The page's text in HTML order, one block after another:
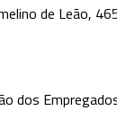
de Leão,
dos